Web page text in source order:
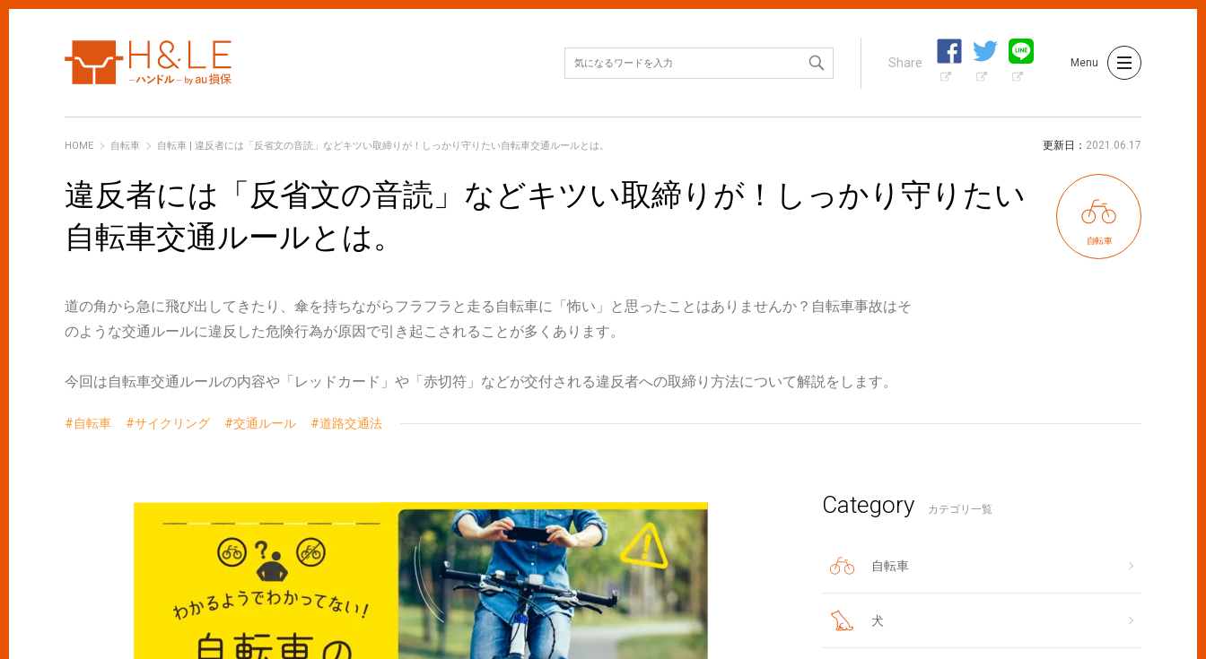
Share Menu
HOMEH&LE自転車 自転車 | 違反者には「反省文の音読」などキツい取締りが！しっかり守りたい自転車交通ルールとは。
自転車
更新日 2021.06.17
違反者には「反省文の音読」などキツい取締りが！しっかり守りたい
自転車交通ルールとは。
道の角から急に飛び出してきたり、傘を持ちながらフラフラと走る自転車に「怖い」と思ったことはありませんか？自転車事故はそ
のような交通ルールに違反した危険行為が原因で引き起こされることが多くあります。
今回は自転車交通ルールの内容や「レッドカード」や「赤切符」などが交付される違反者への取締り方法について解説をします。
自転車 サイクリング 交通ルール 道路交通法
Category カテゴリ一覧
自転車
犬